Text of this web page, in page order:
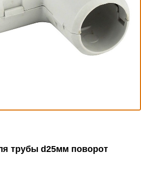
трубы d25мм поворот